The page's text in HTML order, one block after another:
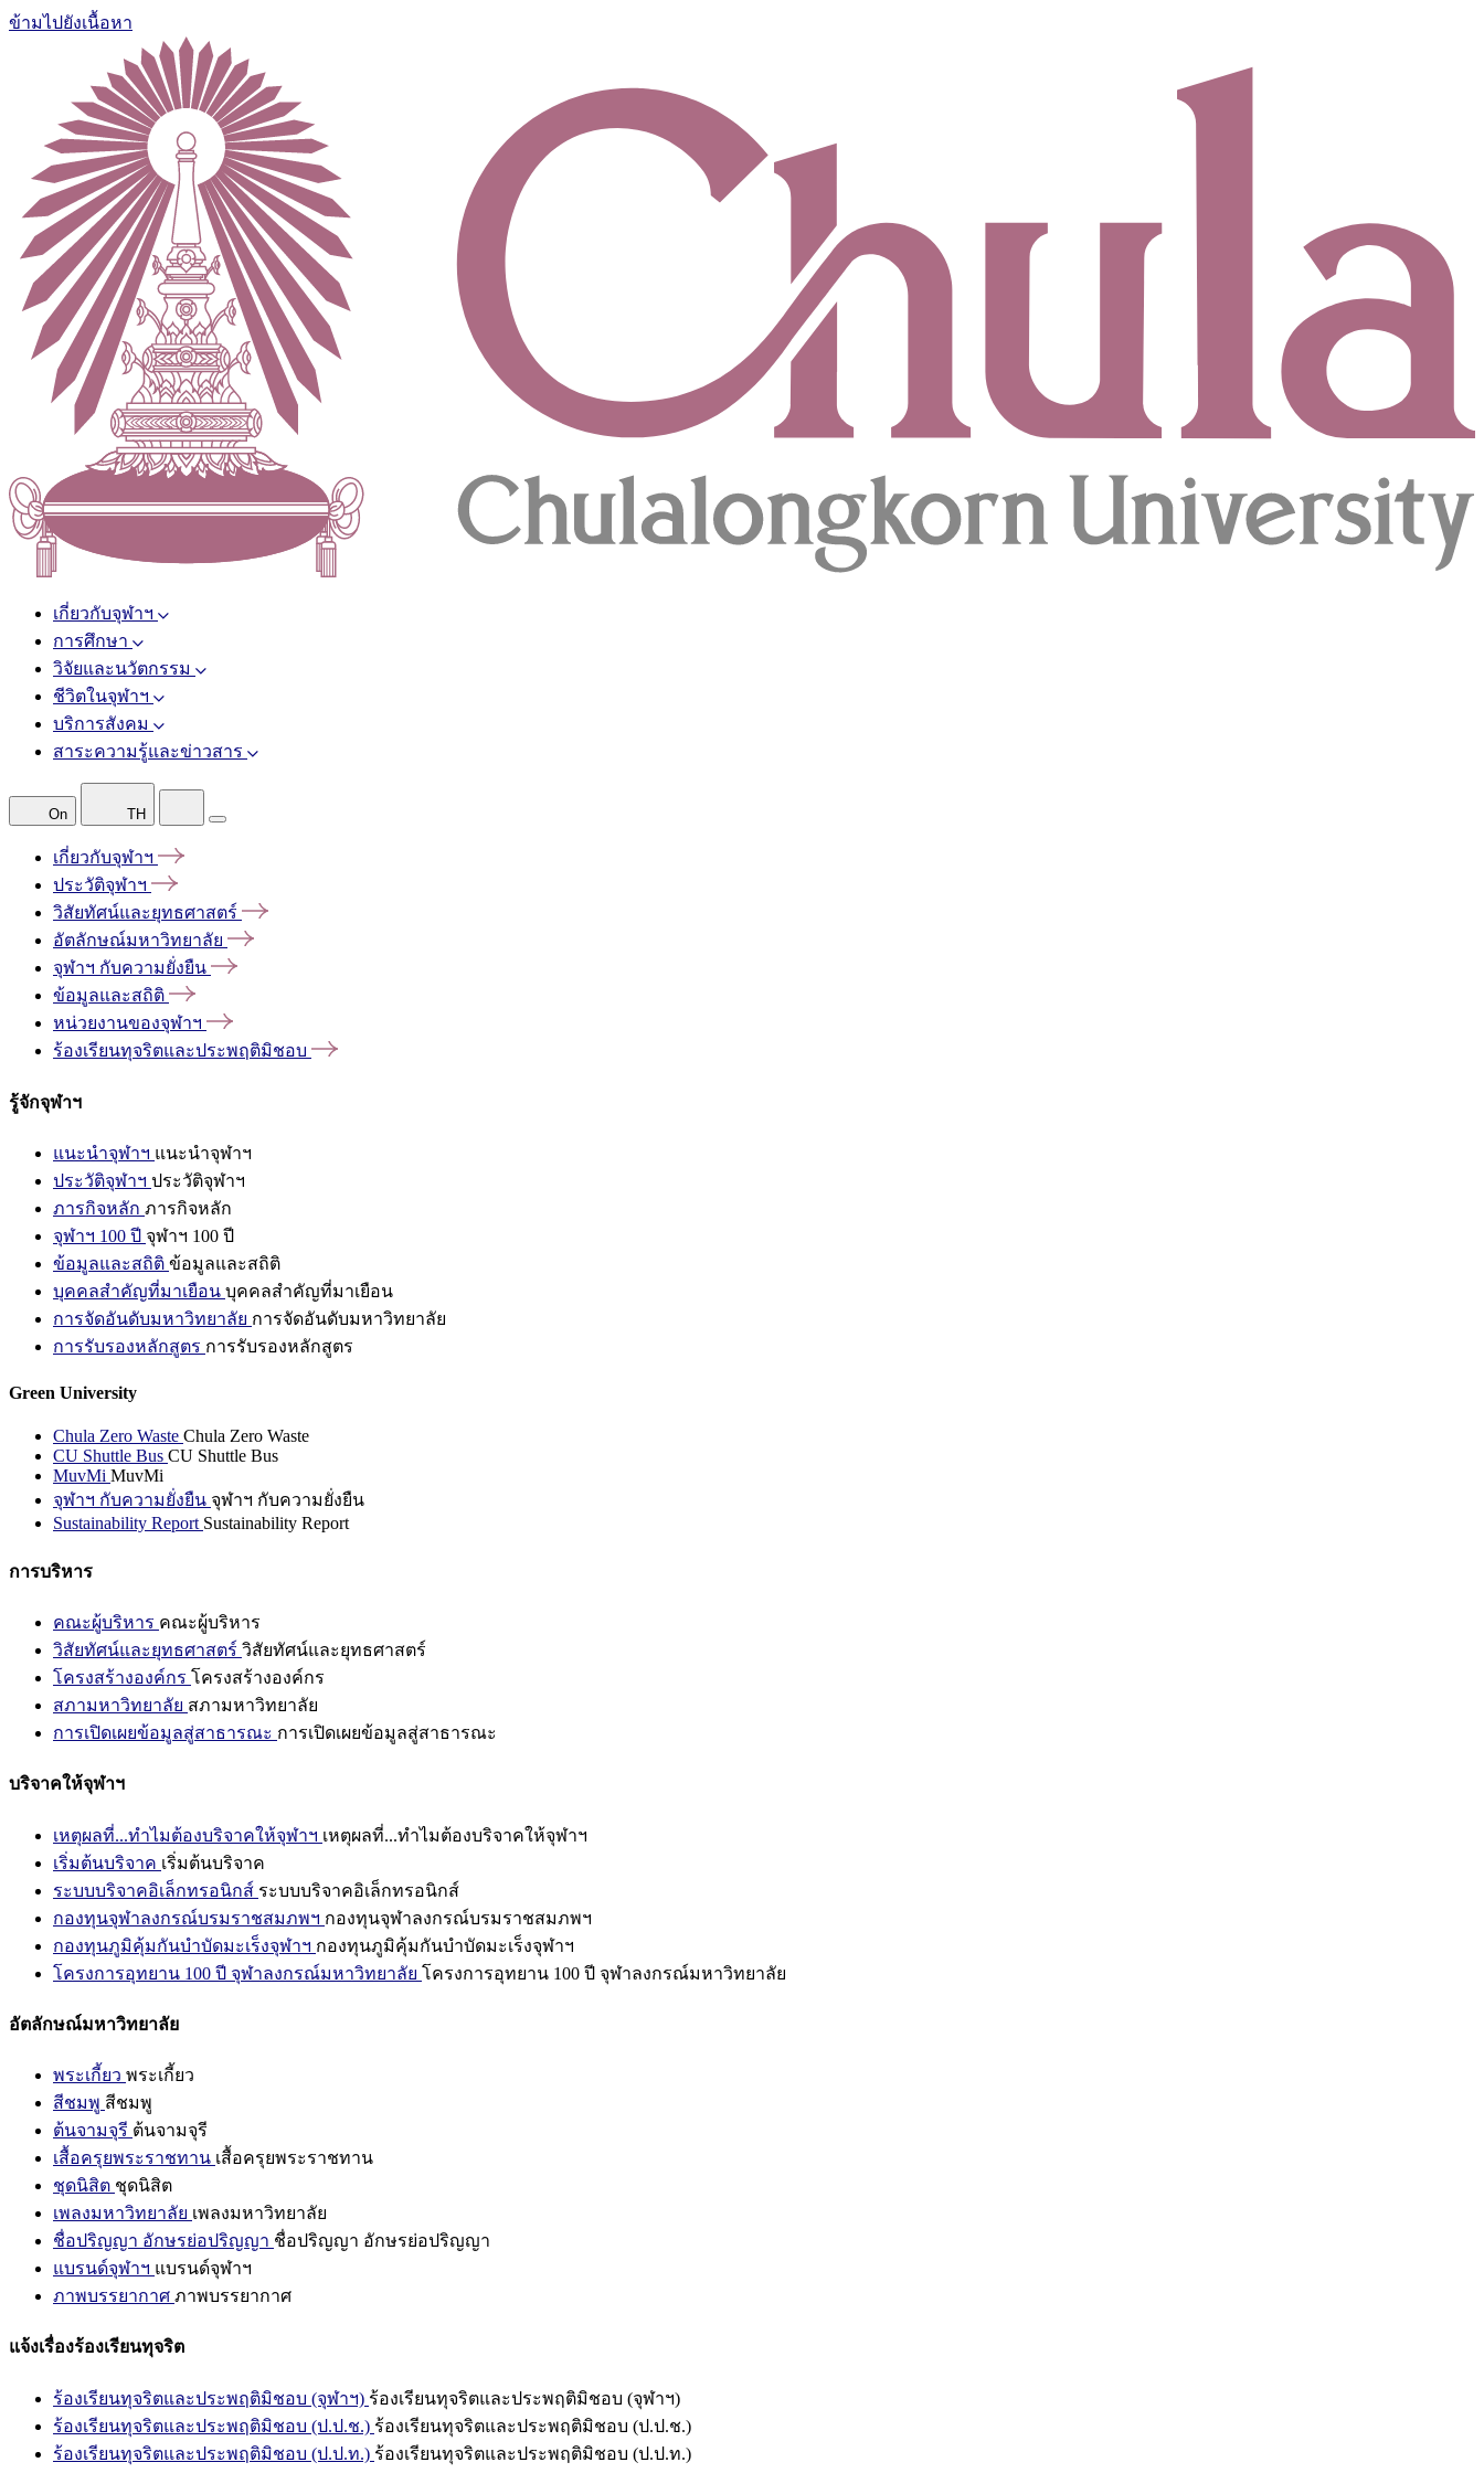
ข้ามไปยังเนื้อหา
เกี่ยวกับจุฬาฯ
การศึกษา
วิจัยและนวัตกรรม
ชีวิตในจุฬาฯ
บริการสังคม
สาระความรู้และข่าวสาร
On TH
เกี่ยวกับจุฬาฯ
ประวัติจุฬาฯ
วิสัยทัศน์และยุทธศาสตร์
อัตลักษณ์มหาวิทยาลัย
จุฬาฯ กับความยั่งยืน
ข้อมูลและสถิติ
หน่วยงานของจุฬาฯ
ร้องเรียนทุจริตและประพฤติมิชอบ
รู้จักจุฬาฯ
แนะนำจุฬาฯ แนะนำจุฬาฯ
ประวัติจุฬาฯ ประวัติจุฬาฯ
ภารกิจหลัก ภารกิจหลัก
จุฬาฯ 100 ปี จุฬาฯ 100 ปี
ข้อมูลและสถิติ ข้อมูลและสถิติ
บุคคลสำคัญที่มาเยือน บุคคลสำคัญที่มาเยือน
การจัดอันดับมหาวิทยาลัย การจัดอันดับมหาวิทยาลัย
การรับรองหลักสูตร การรับรองหลักสูตร
Green University
Chula Zero Waste Chula Zero Waste
CU Shuttle Bus CU Shuttle Bus
MuvMi MuvMi
จุฬาฯ กับความยั่งยืน จุฬาฯ กับความยั่งยืน
Sustainability Report Sustainability Report
การบริหาร
คณะผู้บริหาร คณะผู้บริหาร
วิสัยทัศน์และยุทธศาสตร์ วิสัยทัศน์และยุทธศาสตร์
โครงสร้างองค์กร โครงสร้างองค์กร
สภามหาวิทยาลัย สภามหาวิทยาลัย
การเปิดเผยข้อมูลสู่สาธารณะ การเปิดเผยข้อมูลสู่สาธารณะ
บริจาคให้จุฬาฯ
เหตุผลที่...ทำไมต้องบริจาคให้จุฬาฯ เหตุผลที่...ทำไมต้องบริจาคให้จุฬาฯ
เริ่มต้นบริจาค เริ่มต้นบริจาค
ระบบบริจาคอิเล็กทรอนิกส์ ระบบบริจาคอิเล็กทรอนิกส์
กองทุนจุฬาลงกรณ์บรมราชสมภพฯ กองทุนจุฬาลงกรณ์บรมราชสมภพฯ
กองทุนภูมิคุ้มกันบำบัดมะเร็งจุฬาฯ กองทุนภูมิคุ้มกันบำบัดมะเร็งจุฬาฯ
โครงการอุทยาน 100 ปี จุฬาลงกรณ์มหาวิทยาลัย โครงการอุทยาน 100 ปี จุฬาลงกรณ์มหาวิทยาลัย
อัตลักษณ์มหาวิทยาลัย
พระเกี้ยว พระเกี้ยว
สีชมพู สีชมพู
ต้นจามจุรี ต้นจามจุรี
เสื้อครุยพระราชทาน เสื้อครุยพระราชทาน
ชุดนิสิต ชุดนิสิต
เพลงมหาวิทยาลัย เพลงมหาวิทยาลัย
ชื่อปริญญา อักษรย่อปริญญา ชื่อปริญญา อักษรย่อปริญญา
แบรนด์จุฬาฯ แบรนด์จุฬาฯ
ภาพบรรยากาศ ภาพบรรยากาศ
แจ้งเรื่องร้องเรียนทุจริต
ร้องเรียนทุจริตและประพฤติมิชอบ (จุฬาฯ) ร้องเรียนทุจริตและประพฤติมิชอบ (จุฬาฯ)
ร้องเรียนทุจริตและประพฤติมิชอบ (ป.ป.ช.) ร้องเรียนทุจริตและประพฤติมิชอบ (ป.ป.ช.)
ร้องเรียนทุจริตและประพฤติมิชอบ (ป.ป.ท.) ร้องเรียนทุจริตและประพฤติมิชอบ (ป.ป.ท.)